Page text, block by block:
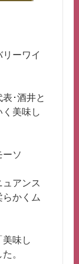
ーワイ
･酒井と
美味し
ソ
アンス
かくム
味し
。